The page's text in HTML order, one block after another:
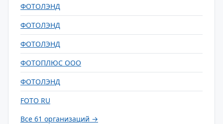
ФОТОЛЭНД
ФОТОЛЭНД
ФОТОЛЭНД
ФОТОПЛЮС ООО
ФОТОЛЭНД
FOTO RU
Все 61 организаций →